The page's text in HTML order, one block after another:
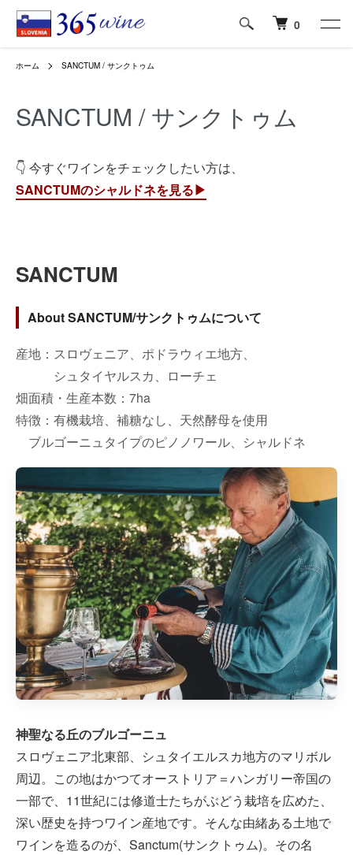
0
ホーム SANCTUM / サンクトゥム
SANCTUM / サンクトゥム
👇 今すぐワインをチェックしたい方は、
SANCTUMのシャルドネを見る▶︎
SANCTUM
About SANCTUM/サンクトゥムについて
産地：スロヴェニア、ポドラウィエ地方、
シュタイヤルスカ、ローチェ
畑面積・生産本数：7ha
特徴：有機栽培、補糖なし、天然酵母を使用
ブルゴーニュタイプのピノノワール、シャルドネ
神聖なる丘のブルゴーニュ
スロヴェニア北東部、シュタイエルスカ地方のマリボル
周辺。この地はかつてオーストリア＝ハンガリー帝国の
一部で、11世紀には修道士たちがぶどう栽培を広めた、
深い歴史を持つワイン産地です。そんな由緒ある土地で
ワインを造るのが、Sanctum(サンクトゥム)。その名